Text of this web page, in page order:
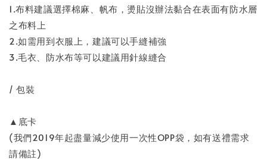
1.布料建議選擇棉麻、帆布，燙貼沒辦法黏合在表面有防水層
之布料上
2.如需用到衣服上，建議可以手縫補強
3.毛衣、防水布等可以建議用針線縫合
/ 包裝
▲底卡
(我們2019年起盡量減少使用一次性OPP袋，如有送禮需求
請備註)